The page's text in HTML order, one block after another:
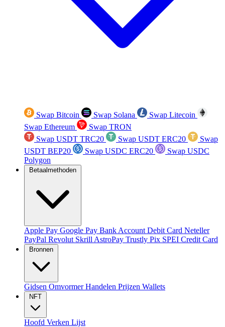
Swap Bitcoin Swap Solana
Swap Litecoin
Swap Ethereum
Swap TRON
Swap USDT TRC20
Swap USDT ERC20
Swap
USDT BEP20
Swap USDC ERC20
Swap USDC
Polygon
Betaalmethoden
Apple Pay Google Pay Bank Account Debit Card Neteller
PayPal Revolut Skrill AstroPay Trustly Pix SPEI Credit Card
Bronnen
Gidsen OmvormerHandelen Prijzen Wallets
NFT
Hoofd Verken Lijst